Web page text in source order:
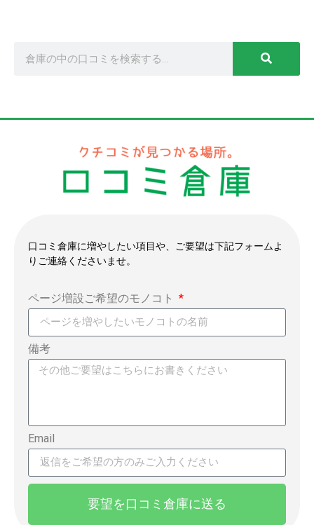
口コミ倉庫に増やしたい項目や、ご要望は下記フォームよ
りご連絡くださいませ。
ページ増設ご希望のモノコト
備考
Email
要望を口コミ倉庫に送る